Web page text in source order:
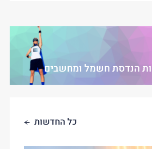
הנדסת חשמל ומחשבים
כל החדשות